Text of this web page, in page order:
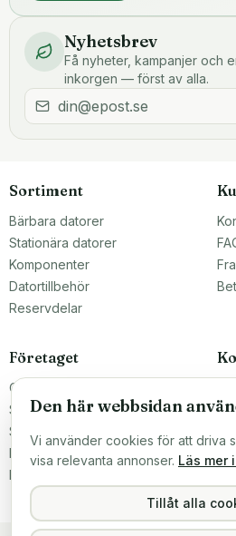
Nyhetsbrev
Få nyheter, kampanjer och
inkorgen — först av alla.
Sortiment
Bärbara datorer
Stationära datorer
Komponenter
Datortillbehör
Reservdelar
Företaget
Om oss
Större inköp?
Sälj till oss
Köpvillkor
Integritetspolicy
Den här webbsidan
Vi använder cookies för att driva
visa relevanta annonser. Läs mer
Tillåt alla